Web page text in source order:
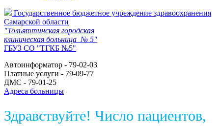
Государственное бюджетное учреждение здравоохранения
Самарской области
"Тольяттинская городская
клиническая больница № 5"
ГБУЗ СО "ТГКБ №5"
Автоинформатор - 79-02-03
Платные услуги - 79-09-77
ДМС - 79-01-25
Адреса больницы
Здравствуйте! Число пациентов,